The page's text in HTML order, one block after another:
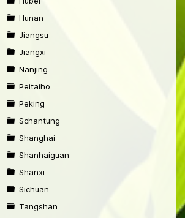
Hunan
Jiangsu
Jiangxi
Nanjing
Peitaiho
Peking
Schantung
Shanghai
Shanhaiguan
Shanxi
Sichuan
Tangshan